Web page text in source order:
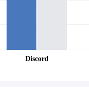
Discord